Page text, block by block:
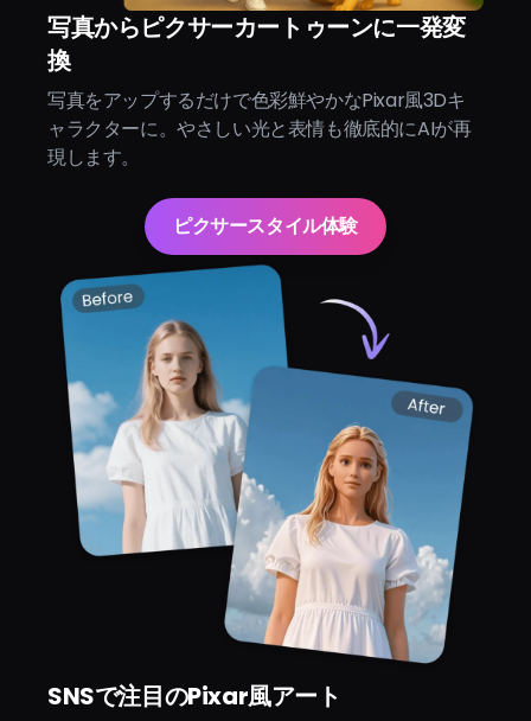
写真からピクサーカートゥーンに一発変
換
写真をアップするだけで色彩鮮やかなPixar風3Dキ
ャラクターに。やさしい光と表情も徹底的にAIが再
現します。
ピクサースタイル体験
SNSで注目のPixar風アート